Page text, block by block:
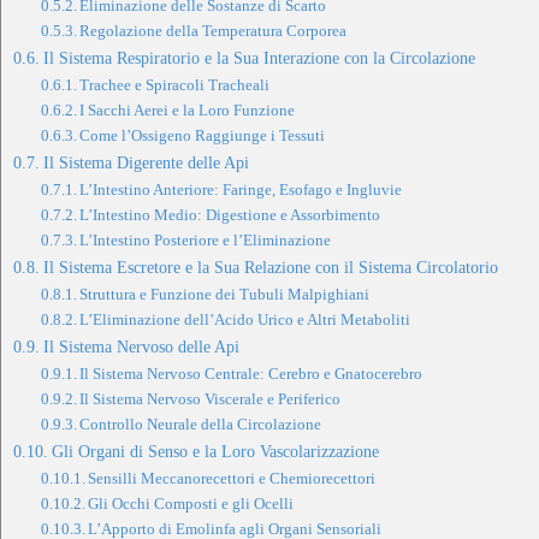
Eliminazione delle Sostanze di Scarto
Regolazione della Temperatura Corporea
Il Sistema Respiratorio e la Sua Interazione con la Circolazione
Trachee e Spiracoli Tracheali
I Sacchi Aerei e la Loro Funzione
Come l’Ossigeno Raggiunge i Tessuti
Il Sistema Digerente delle Api
L’Intestino Anteriore: Faringe, Esofago e Ingluvie
L’Intestino Medio: Digestione e Assorbimento
L’Intestino Posteriore e l’Eliminazione
Il Sistema Escretore e la Sua Relazione con il Sistema Circolatorio
Struttura e Funzione dei Tubuli Malpighiani
L’Eliminazione dell’Acido Urico e Altri Metaboliti
Il Sistema Nervoso delle Api
Il Sistema Nervoso Centrale: Cerebro e Gnatocerebro
Il Sistema Nervoso Viscerale e Periferico
Controllo Neurale della Circolazione
Gli Organi di Senso e la Loro Vascolarizzazione
Sensilli Meccanorecettori e Chemiorecettori
Gli Occhi Composti e gli Ocelli
L’Apporto di Emolinfa agli Organi Sensoriali